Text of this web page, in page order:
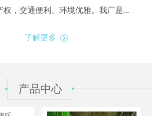
权，交通便利、环境优雅。我厂是...
了解更多
产品中心